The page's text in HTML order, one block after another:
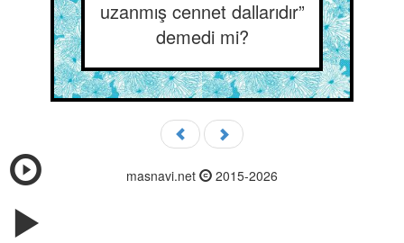
uzanmış cennet dallarıdır”
demedi mi?
masnavi.net 2015-2026